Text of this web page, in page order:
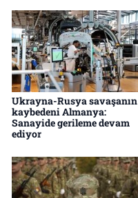
Ukrayna-Rusya savaşanın
kaybedeni Almanya:
Sanayide gerileme devam
ediyor